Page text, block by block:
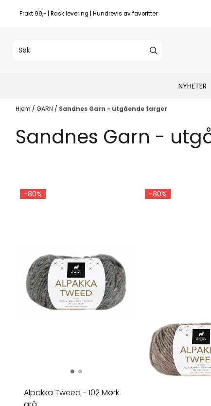
Hopp til innhold
Frakt 99,- | Rask levering | Hundrevis av favoritter
NYHETER
Hjem / GARN / Sandnes Garn - utgående farger
Sandnes Garn -
-80%
Alpakka Tweed - 102 Mørk
-80%